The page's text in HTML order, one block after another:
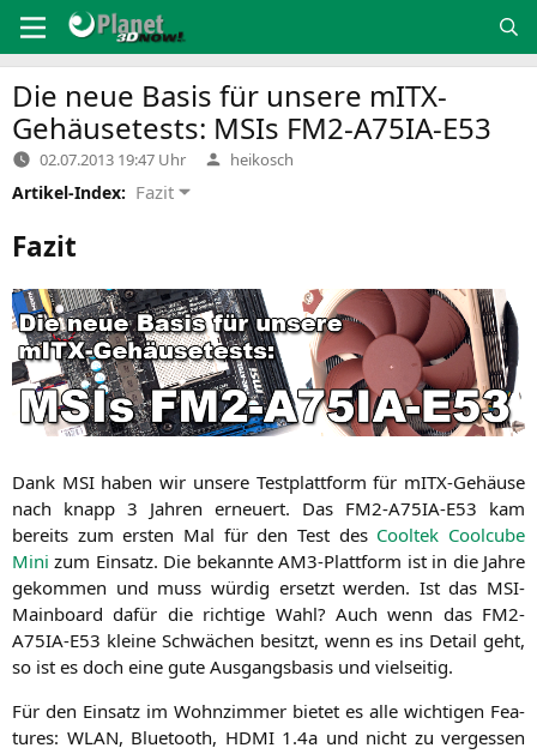
Inhalt
springen
Die neue Basis für unsere mITX-
Gehäusetests: MSIs FM2-A75IA-E53
02.07.2013 19:47 Uhr Verfasst
von
heikosch
Artikel-Index: Fazit
Fazit
Dank MSIhaben wir unse­re Test­platt­form für mITX-Gehäu­se
nach knapp 3 Jah­ren erneu­ert. Das FM2-A75IA-E53 kam
bereits zum ers­ten Mal für den Test des Cool­tek Cool­cu­be
Mini zum Ein­satz. Die bekann­te AM3-Platt­form ist in die Jah­re
gekom­men und muss wür­dig ersetzt wer­den. Ist das MSI-
Main­board dafür die rich­ti­ge Wahl? Auch wenn das FM2-
A75IA-E53 klei­ne Schwä­chen besitzt, wenn es ins Detail geht,
so ist es doch eine gute Aus­gangs­ba­sis und vielseitig.
Für den Ein­satz im Wohn­zim­mer bie­tet es alle wich­ti­gen Fea­
tures: WLAN, Blue­tooth, HDMI1.4a und nicht zu ver­ges­sen